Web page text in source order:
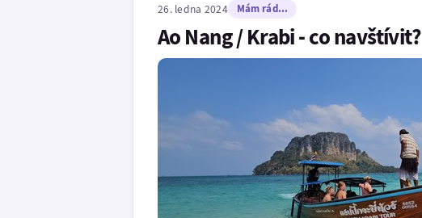
26. ledna 2024 Mám rád...
Ao Nang / Krabi - co navštívit?